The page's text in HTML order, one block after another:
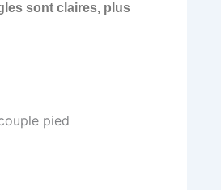
sont claires, plus